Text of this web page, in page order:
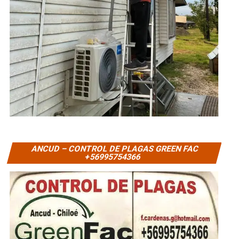
ANCUD – CONTROL DE PLAGAS GREEN FAC
+56995754366